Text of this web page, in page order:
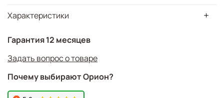
Характеристики
Гарантия 12 месяцев
Задать вопрос о товаре
Почему выбирают Орион?